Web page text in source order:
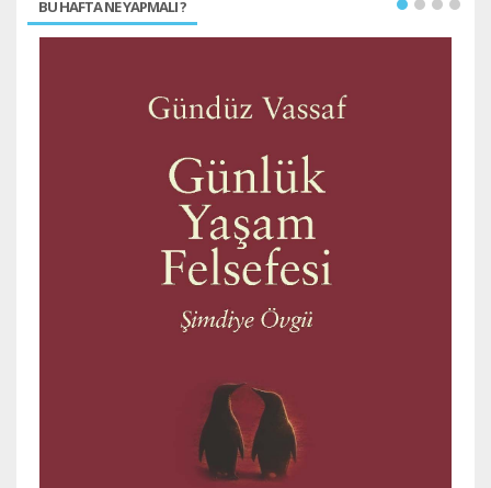
BU HAFTA NE YAPMALI ?